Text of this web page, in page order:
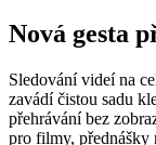
Nová gesta
Sledování videí na
zavádí čistou sadu
přehrávání bez
pro filmy, přednášky